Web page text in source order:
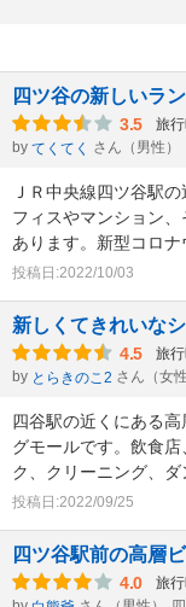
四ツ谷の新しいラ
3.5 旅
by てくてく さん（男性）
ＪＲ中央線四ツ谷駅
フィスやマンション
あります。新型コロナ
投稿日:2022/10/03
新しくてきれいな
4.5 旅
by とらきのこ2 さん（女性
四谷駅の近くにある
グモールです。飲食
ク、クリーニング、ダ
投稿日:2022/09/25
四ツ谷駅前の高層
4.0 旅